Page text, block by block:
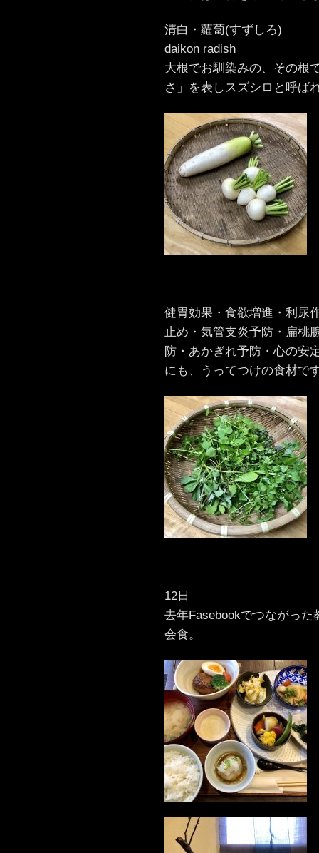
清白・蘿蔔(すずしろ)
daikon radish
大根でお馴染みの、その根
さ」を表しスズシロと呼ば
健胃効果・食欲増進・利尿
止め・気管支炎予防・扁桃
防・あかぎれ予防・心の安
にも、うってつけの食材で
12日
去年Fasebookでつながっ
会食。